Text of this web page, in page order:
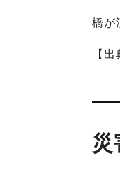
橋が
【
災